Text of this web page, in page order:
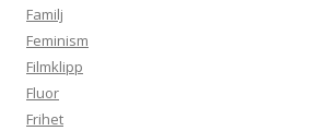
Familj
Feminism
Filmklipp
Fluor
Frihet